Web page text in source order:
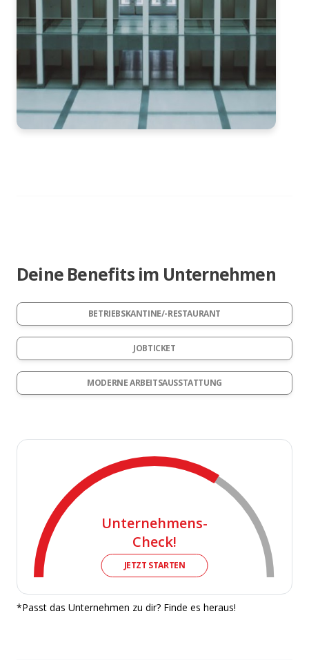
Deine Benefits im Unternehmen
BETRIEBSKANTINE/-RESTAURANT
JOBTICKET
MODERNE ARBEITSAUSSTATTUNG
Unternehmens-
Check!
JETZT STARTEN
*Passt das Unternehmen zu dir? Finde es heraus!